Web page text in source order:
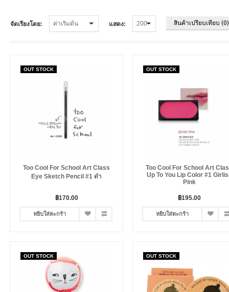
จัดเรียงโดย: แสดง: สินค้าเปรียบเทียบ (0)
OUT STOCK
Too Cool For School Art Class
Eye Sketch Pencil #1 ดำ
฿170.00
หยิบใส่ตะกร้า
OUT STOCK
Too Cool For School Art
Up To You Lip Color #1
Pink
฿195.00
หยิบใส่ตะกร้า
OUT STOCK OUT STOCK